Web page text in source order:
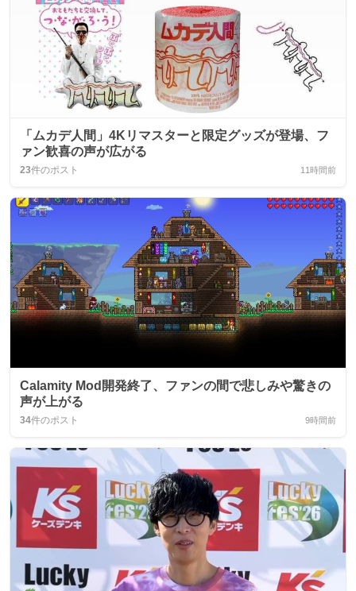
「ムカデ人間」4Kリマスターと限定グッズが登場、フ
ァン歓喜の声が広がる
23件のポスト 11時間前
Calamity Mod開発終了、ファンの間で悲しみや驚きの
声が上がる
34件のポスト 9時間前